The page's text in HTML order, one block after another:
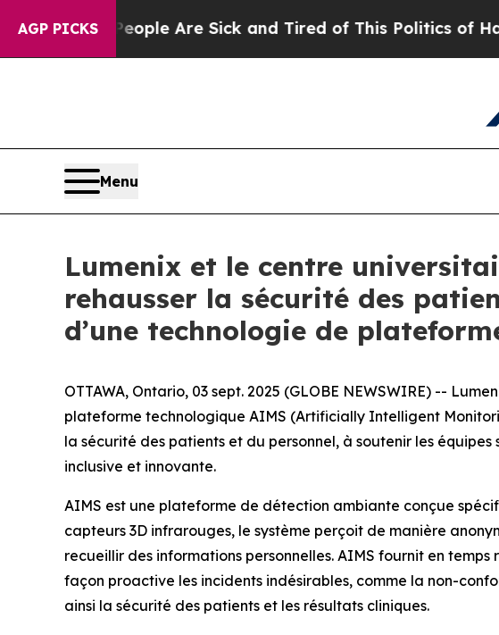
AGP PICKS
“People Are Sick and Tired of This Politics of Hatred”
Menu
Lumenix et le centre
rehausser la sécurité des
d’une technologie de
OTTAWA, Ontario, 03 sept. 2025 (GLOBE NEWSWIRE) --
plateforme technologique AIMS (Artificially Intelligent
la sécurité des patients et du personnel, à soutenir les
inclusive et innovante.
AIMS est une plateforme de détection ambiante conçue
capteurs 3D infrarouges, le système perçoit de manière
recueillir des informations personnelles. AIMS fournit en
façon proactive les incidents indésirables, comme la non-
ainsi la sécurité des patients et les résultats cliniques.